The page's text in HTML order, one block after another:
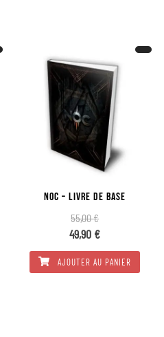
NOC – LIVRE DE BASE
55,00€
49,90 €
AJOUTER AU PANIER